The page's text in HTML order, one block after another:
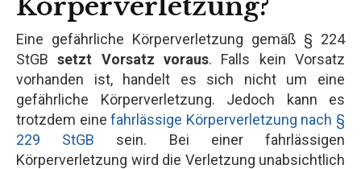
Eine gefährliche Körperverletzung gemäß § 224
StGBsetzt Vorsatz voraus. Falls kein Vorsatz
vorhanden ist, handelt es sich nicht um eine
gefährliche Körperverletzung. Jedoch kann es
trotzdem einefahrlässige Körperverletzung nach §
229 StGB sein. Bei einer fahrlässigen
Körperverletzung wird die Verletzung unabsichtlich